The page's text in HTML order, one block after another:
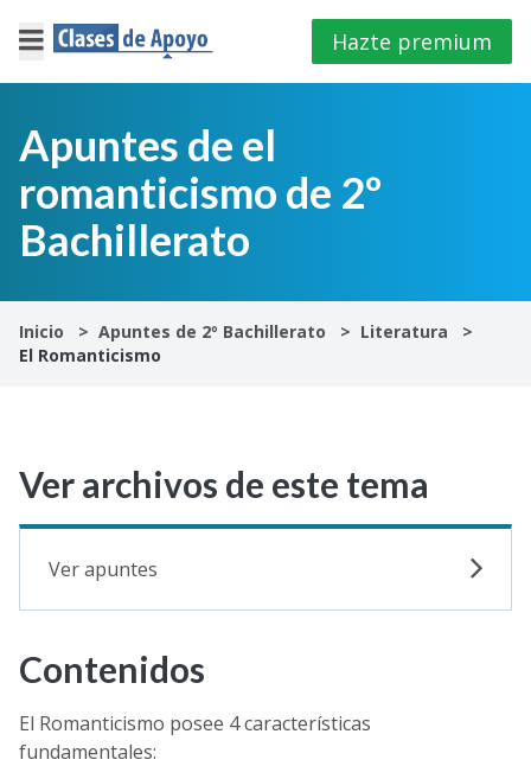
×
Iniciar
sesión
E.S.O
2º
Bachillerato
Selectividad
Hazte premium
Apuntes de el
romanticismo de 2º
Bachillerato
Inicio Apuntes de 2º Bachillerato
Literatura
El Romanticismo
Ver archivos de este tema
Ver apuntes
Contenidos
El Romanticismo posee 4 características
fundamentales: